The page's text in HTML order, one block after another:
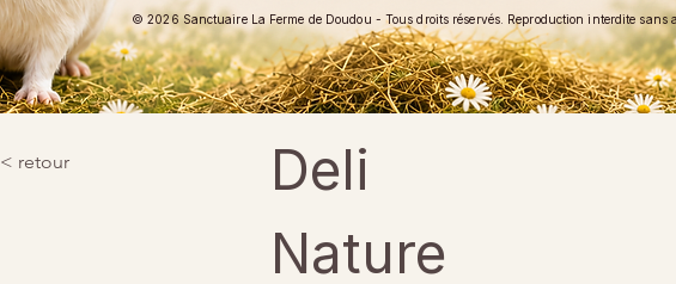
© 2026 Sanctuaire La Ferme de Doudou - Tous droits réservés. Reproduction interdite sans
< retour
Deli
Nature